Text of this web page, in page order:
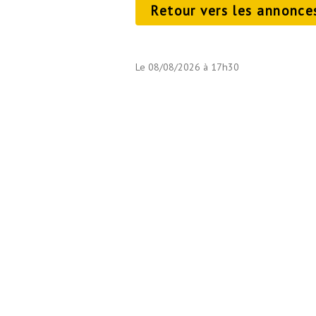
Retour vers les
Le 08/08/2026 à 17h30